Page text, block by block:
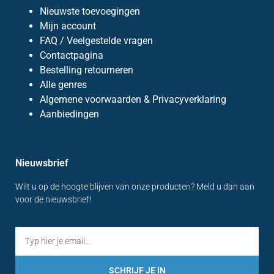
Nieuwste toevoegingen
Mijn account
FAQ / Veelgestelde vragen
Contactpagina
Bestelling retourneren
Alle genres
Algemene voorwaarden & Privacyverklaring
Aanbiedingen
Nieuwsbrief
Wilt u op de hoogte blijven van onze producten? Meld u dan aan
voor de nieuwsbrief!
SCHRIJF JE IN